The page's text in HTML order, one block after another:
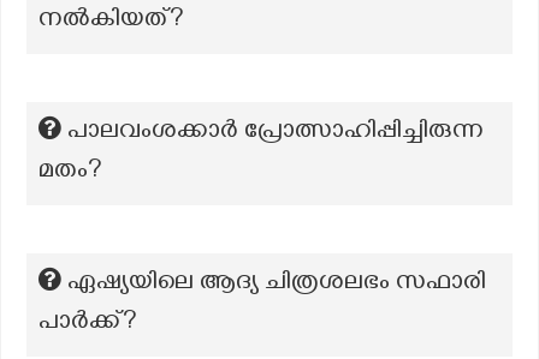
നല്‍കിയത്?
പാലവംശക്കാർ പ്രോത്സാഹിപ്പിച്ചിരുന്ന
മതം?
ഏഷ്യയിലെ ആദ്യ ചിത്രശലഭം സഫാരി
പാര്‍ക്ക്?